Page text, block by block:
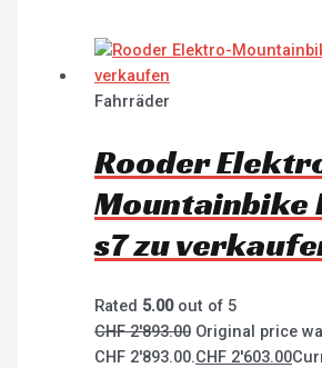
Fahrräder
Rooder
Mountainbike
s7 zu
Rated 5.00out of 5
CHF2'893.00 Original price
CHF 2'893.00.CHF 2'603.00